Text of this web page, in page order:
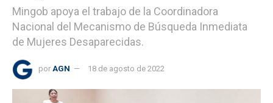
Mingob apoya el trabajo de la Coordinadora
Nacional del Mecanismo de Búsqueda Inmediata
de Mujeres Desaparecidas.
por AGN 18 de agosto de 2022